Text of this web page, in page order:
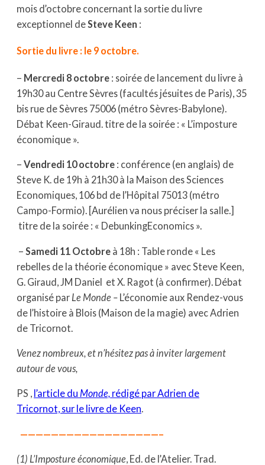
mois d’octobre concernant la sortie du livre
exceptionnel de Steve Keen :
Sortie du livre : le 9 octobre.
– Mercredi 8 octobre : soirée de lancement du livre à
19h30 au Centre Sèvres (facultés jésuites de Paris), 35
bis rue de Sèvres 75006 (métro Sèvres-Babylone).
Débat Keen-Giraud. titre de la soirée : « L’imposture
économique ».
– Vendredi 10 octobre : conférence (en anglais) de
Steve K. de 19h à 21h30 à la Maison des Sciences
Economiques, 106 bd de l’Hôpital 75013 (métro
Campo-Formio). [Aurélien va nous préciser la salle.]
titre de la soirée : « DebunkingEconomics ».
– Samedi 11 Octobre à 18h : Table ronde « Les
rebelles de la théorie économique » avec Steve Keen,
G. Giraud, JM Daniel et X. Ragot (à confirmer). Débat
organisé par Le Monde – L’économie aux Rendez-vous
de l’histoire à Blois (Maison de la magie) avec Adrien
de Tricornot.
Venez nombreux, et n’hésitez pas à inviter largement
autour de vous,
PS , l’article du Monde, rédigé par Adrien de
Tricornot, sur le livre de Keen.
——————————————————–
(1) L’Imposture économique, Ed. de l’Atelier. Trad.